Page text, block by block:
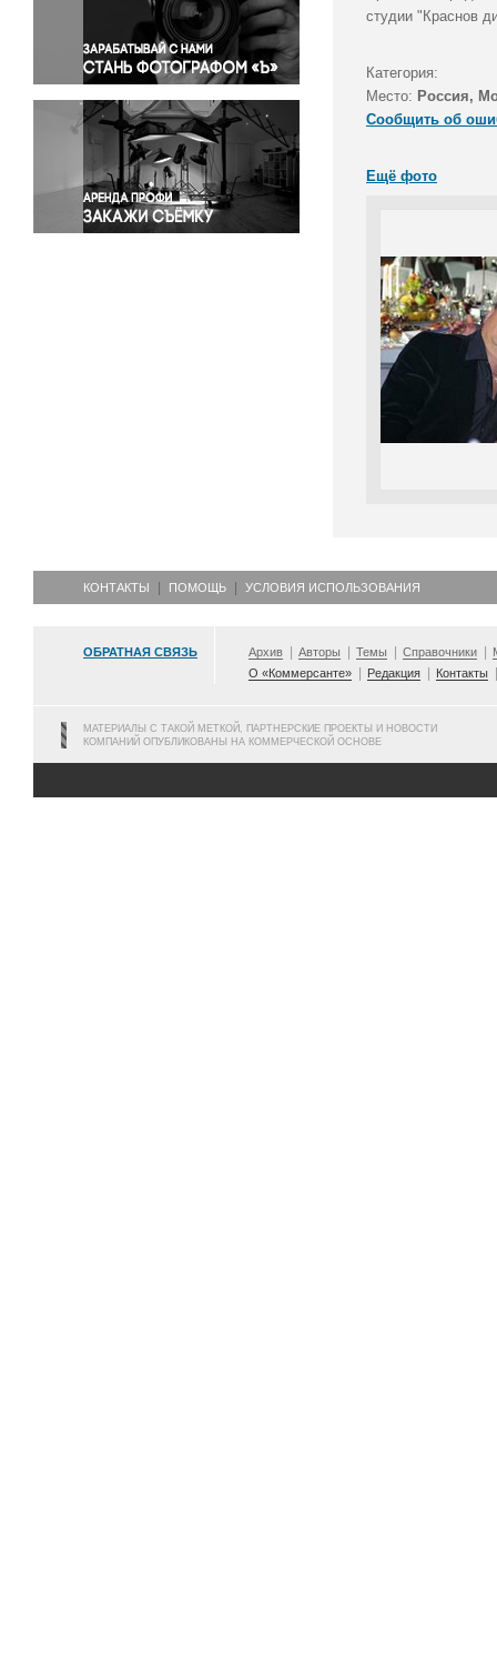
Правосудие
Происшествия и конфликты
Религия
Светская жизнь
Спорт
Экология
Экономика и бизнес
студии "Краснов
Категория:
Место: Россия,
Сообщить об
Ещё фото
КОНТАКТЫ ПОМОЩЬ УСЛОВИЯ ИСПОЛЬЗОВАНИЯ
ОБРАТНАЯ СВЯЗЬ Архив Авторы Темы Справочники
О «Коммерсанте»
Редакция Контакты
МАТЕРИАЛЫ С ТАКОЙ МЕТКОЙ, ПАРТНЕРСКИЕ ПРОЕКТЫ И НОВОСТИ
КОМПАНИЙ ОПУБЛИКОВАНЫ НА КОММЕРЧЕСКОЙ ОСНОВЕ